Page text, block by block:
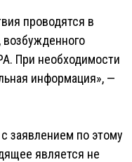
проводятся в
возбужденного
При необходимости
информация», —
заявлением по этому
является не